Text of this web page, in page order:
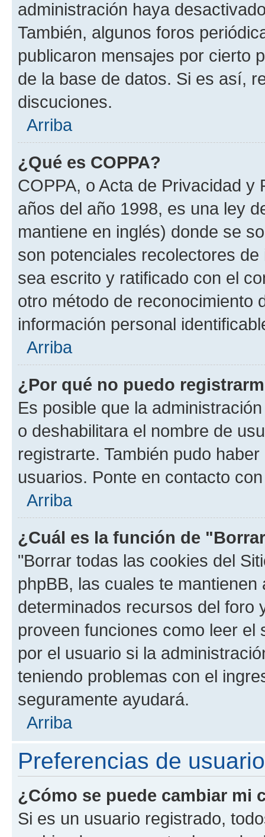
administración haya
También, algunos foros
publicaron mensajes por cierto
de la base de datos. Si es así,
discuciones.
Arriba
¿Qué es COPPA?
COPPA, o Acta de Privacidad
años del año 1998, es una ley
mantiene en inglés) donde se
son potenciales recolectores
sea escrito y ratificado con el
otro método de reconocimiento
información personal
Arriba
¿Por qué no puedo
Es posible que la
o deshabilitara el nombre de
registrarte. También pudo
usuarios. Ponte en contacto
Arriba
¿Cuál es la función de
"Borrar todas las cookies del
phpBB, las cuales te
determinados recursos del foro
proveen funciones como leer el
por el usuario si la
teniendo problemas con el
seguramente ayudará.
Arriba
Preferencias de
¿Cómo se puede cambiar mi
Si es un usuario registrado,